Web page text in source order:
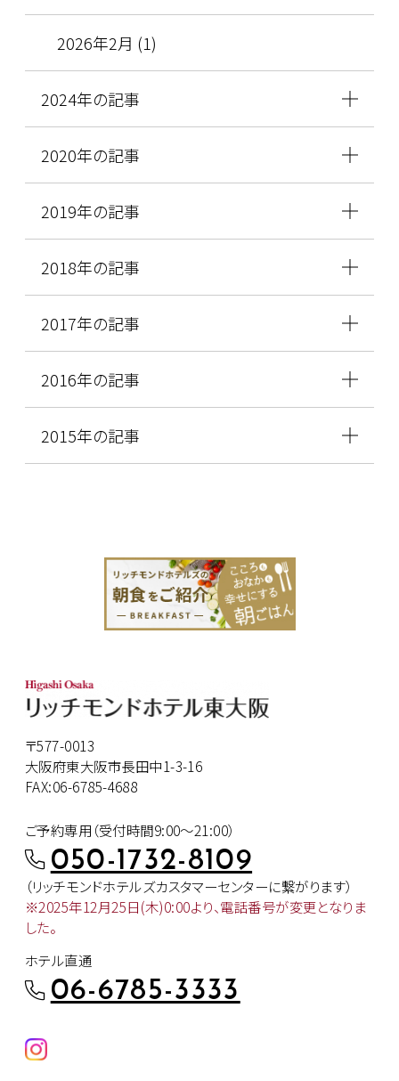
2026年2月 (1)
2024年の記事
2020年の記事
2019年の記事
2018年の記事
2017年の記事
2016年の記事
2015年の記事
〒577-0013
大阪府東大阪市長田中1-3-16
FAX:06-6785-4688
ご予約専用（受付時間9:00～21:00）
050-1732-8109
（リッチモンドホテルズカスタマーセンターに繋がります）
※2025年12月25日(木)0:00より、電話番号が変更となりま
した。
ホテル直通
06-6785-3333